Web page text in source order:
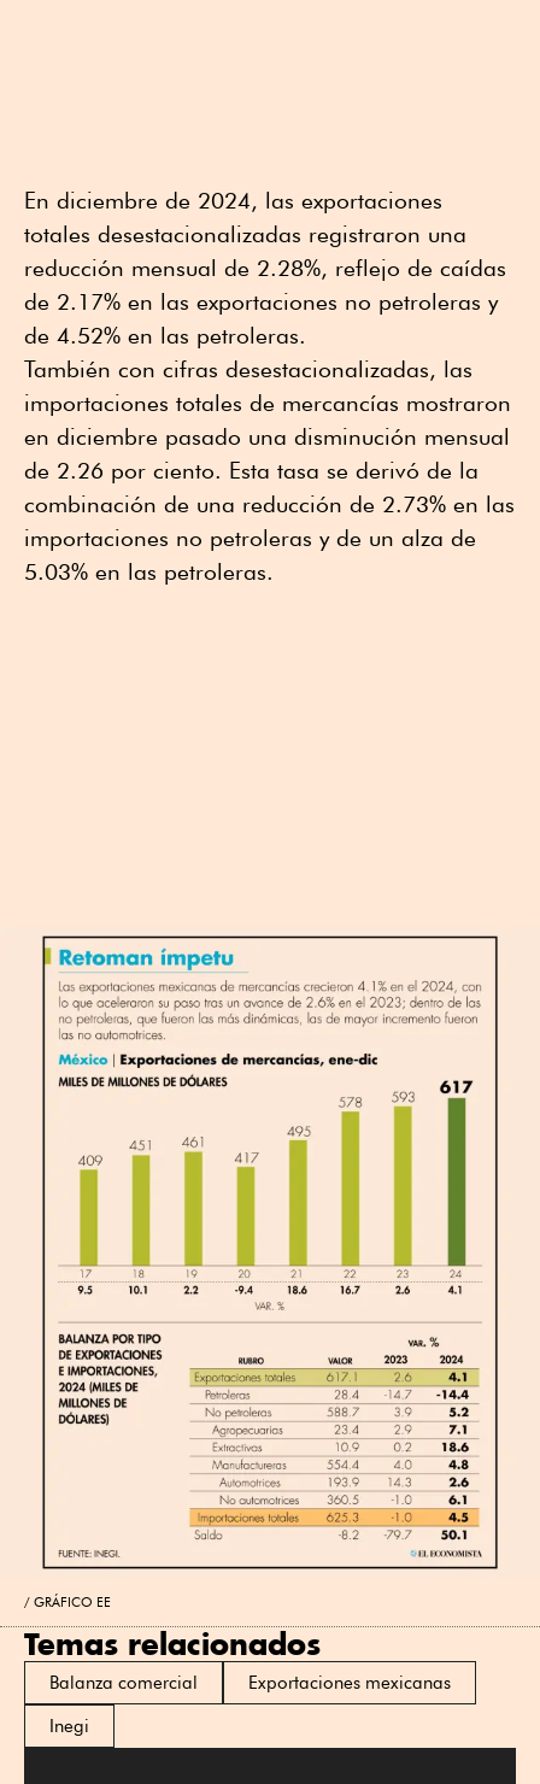
En diciembre de 2024, las exportaciones
totales desestacionalizadas registraron una
reducción mensual de 2.28%, reflejo de caídas
de 2.17% en las exportaciones no petroleras y
de 4.52% en las petroleras.
También con cifras desestacionalizadas, las
importaciones totales de mercancías mostraron
en diciembre pasado una disminución mensual
de 2.26 por ciento. Esta tasa se derivó de la
combinación de una reducción de 2.73% en las
importaciones no petroleras y de un alza de
5.03% en las petroleras.
GRÁFICO EE
Temas relacionados
Balanza comercial
Exportaciones mexicanas
Inegi